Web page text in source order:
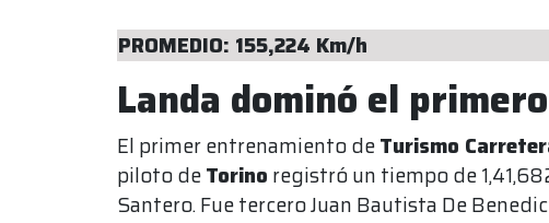
PROMEDIO: 155,224 Km/h
Landa dominó el primero
El primer entrenamiento deTurismo
piloto deTorino registró un tiempo de
Santero. Fue tercero Juan Bautista De